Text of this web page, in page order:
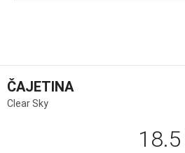
ČAJETINA
Clear Sky
18.5